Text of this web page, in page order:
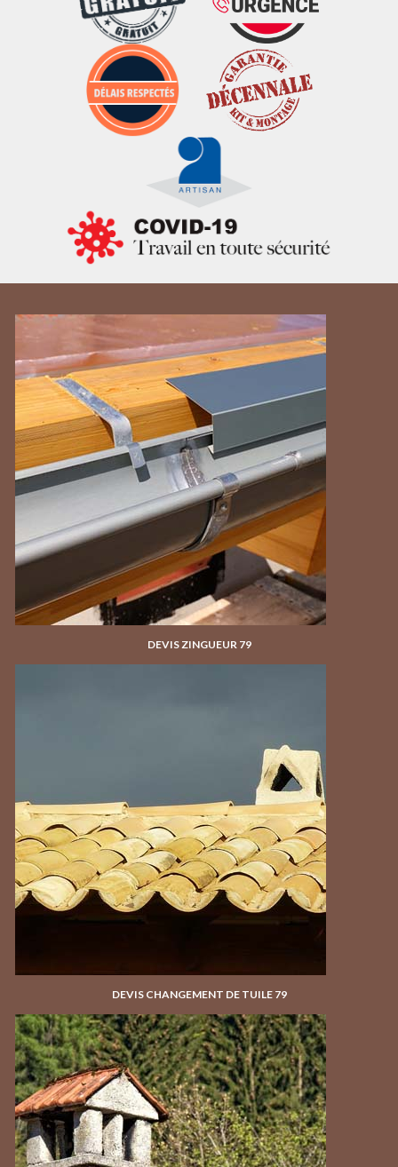
DEVIS ZINGUEUR 79
DEVIS CHANGEMENT DE TUILE 79